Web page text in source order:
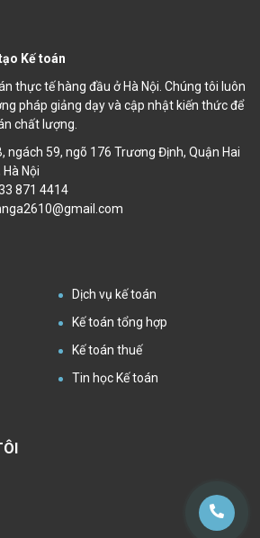
Kế toán
thực tế hàng đầu ở Hà Nội. Chúng tôi luôn
pháp giảng dạy và cập nhật kiến thức để
chất lượng.
ngách 59, ngõ 176 Trương Định, Quận Hai
Nội
871 4414
Dịch vụ kế toán
Kế toán tổng hợp
Kế toán thuế
Tin học Kế toán